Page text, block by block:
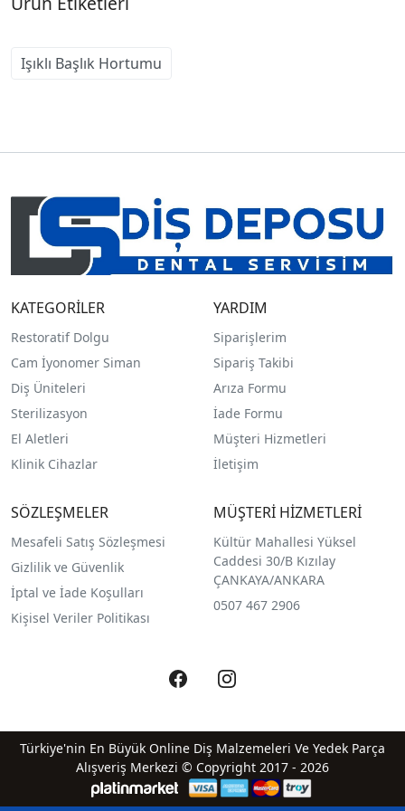
Işıklı Başlık Hortumu
KATEGORİLER
Restoratif Dolgu
Cam İyonomer Siman
Diş Üniteleri
Sterilizasyon
El Aletleri
Klinik Cihazlar
YARDIM
Siparişlerim
Sipariş Takibi
Arıza Formu
İade Formu
Müşteri Hizmetleri
İletişim
SÖZLEŞMELER
Mesafeli Satış Sözleşmesi
Gizlilik ve Güvenlik
İptal ve İade Koşulları
Kişisel Veriler Politikası
MÜŞTERİ HİZMETLERİ
Kültür Mahallesi Yüksel
Caddesi 30/B Kızılay
ÇANKAYA/ANKARA
0507 467 2906
Türkiye'nin En Büyük Online Diş Malzemeleri Ve Yedek Parça
Alışveriş Merkezi © Copyright 2017 - 2026